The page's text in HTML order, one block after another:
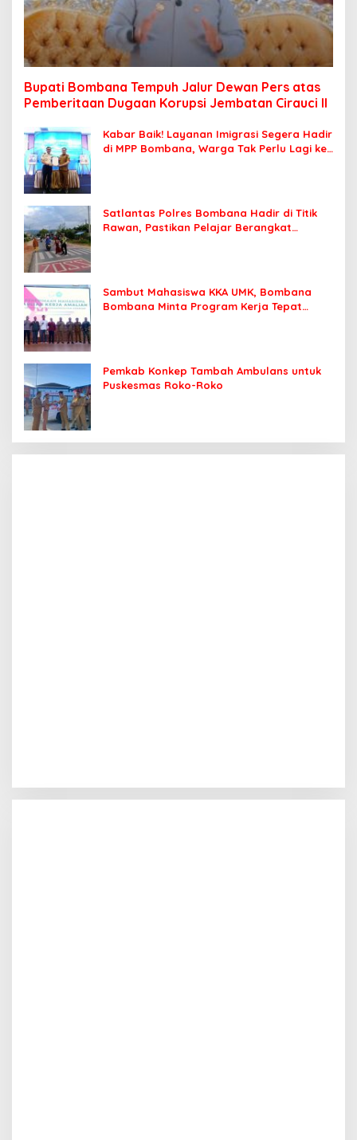
Bupati Bombana Tempuh Jalur Dewan Pers atas
Pemberitaan Dugaan Korupsi Jembatan Cirauci II
Kabar Baik! Layanan Imigrasi Segera Hadir
di MPP Bombana, Warga Tak Perlu Lagi ke
Satlantas Polres Bombana Hadir di Titik
Rawan, Pastikan Pelajar Berangkat
Sambut Mahasiswa KKA UMK, Bombana
Bombana Minta Program Kerja Tepat
Pemkab Konkep Tambah Ambulans untuk
Puskesmas Roko-Roko